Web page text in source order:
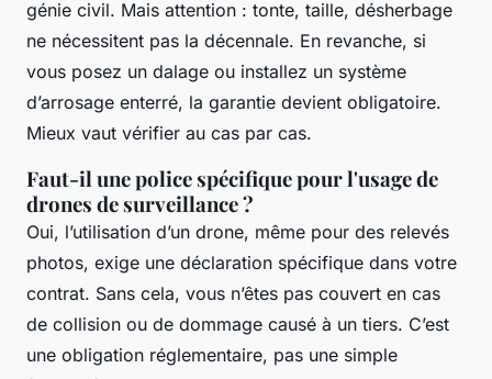
génie civil. Mais attention : tonte, taille, désherbage
ne nécessitent pas la décennale. En revanche, si
vous posez un dalage ou installez un système
d’arrosage enterré, la garantie devient obligatoire.
Mieux vaut vérifier au cas par cas.
Faut-il une police spécifique pour l'usage de
drones de surveillance ?
Oui, l’utilisation d’un drone, même pour des relevés
photos, exige une déclaration spécifique dans votre
contrat. Sans cela, vous n’êtes pas couvert en cas
de collision ou de dommage causé à un tiers. C’est
une obligation réglementaire, pas une simple